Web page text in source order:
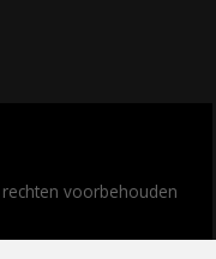
voorbehouden